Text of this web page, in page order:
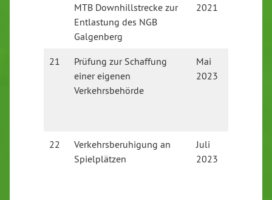
MTB Downhillstrecke zur
Entlastung des NGB
Galgenberg
2021
21
Prüfung zur Schaffung
einer eigenen
Verkehrsbehörde
Mai
2023
22
Verkehrsberuhigung an
Spielplätzen
Juli
2023